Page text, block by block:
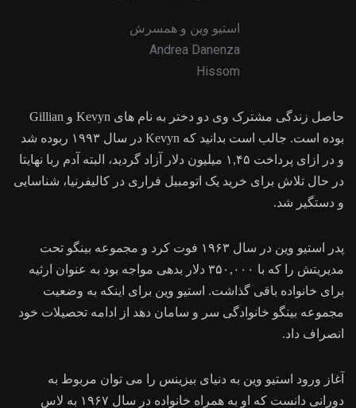
استیو وین و همسرش
Andrea Danenza
Hissom
حاصل زندگی مشترک وی دو دختر به نام های Kevyn و Gillian
بوده است. جالب است بدانید که Kevyn در سال ۱۹۹۳ ربوده شد
و در ازای پرداخت ۱,۴۵ میلیون دلار آزاد گردید، البته آدم ربا نهایتا
در حال تلاش برای خرید یک اتومبیل فراری در کالیفرنیا، شناسایی
و دستگیر شد.
پدر استیو وین در سال ۱۹۶۳ فوت کرد و مجموعه بینگو تحت
مدیریتش را که با ۳۵۰,۰۰۰ دلار بدهی مواجه بود به عنوان ارثیه
برای خانواده باقی گذاشت. استیو وین برای اینکه به وضعیت
مجموعه بینگو خانوادگی سر و سامان دهد از ادامه تحصیلات خود
انصراف داد.
آغاز ورود استیو وین به دنیای بیزینس را می توان مربوط به
دورانی دانست که او به همراه خانواده در سال ۱۹۶۷ به لاس